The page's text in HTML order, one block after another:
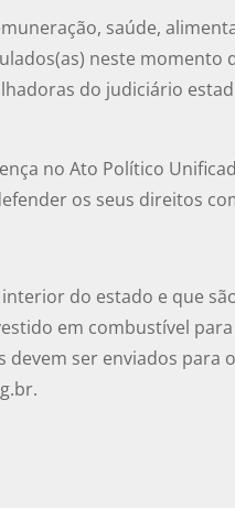
saúde,
neste momento
do judiciário
no Ato Político
os seus direitos
do estado e que
em combustível
ser enviados para
.